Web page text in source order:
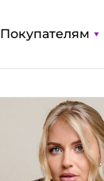
Покупателям